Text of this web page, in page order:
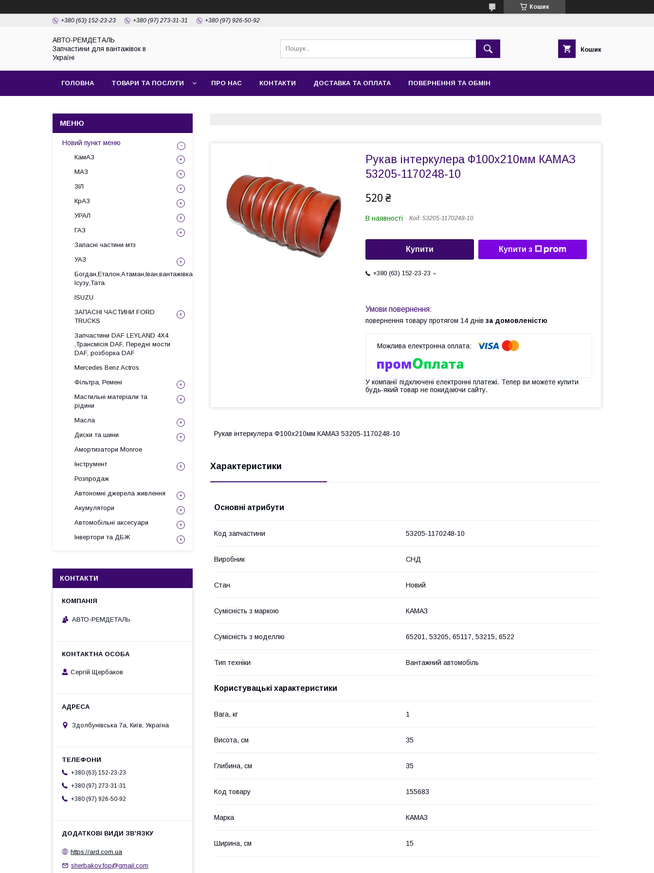
Кошик
+380 (63) 152-23-23 +380 (97) 273-31-31 +380 (97) 926-50-92
АВТО-РЕМДЕТАЛЬ
Запчастини для вантажівок в
Україні
Кошик
ГОЛОВНА ТОВАРИ ТА ПОСЛУГИ ПРО НАС КОНТАКТИ ДОСТАВКА ТА ОПЛАТА ПОВЕРНЕННЯ ТА ОБМІН
Рукав інтеркулера Ф100х210мм КАМАЗ
53205-1170248-10
520 ₴
В наявності Код: 53205-1170248-10
Купити Купити з
+380 (63) 152-23-23
повернення товару протягом 14 днів за домовленістю
У компанії підключені електронні платежі. Тепер ви можете купити
будь-який товар не покидаючи сайту.
Рукав інтеркулера Ф100х210мм КАМАЗ 53205-1170248-10
Характеристики
Основні атрибути
Код запчастини 53205-1170248-10
Виробник СНД
Стан Новий
Сумісність з маркою КАМАЗ
Сумісність з моделлю 65201, 53205, 65117, 53215, 6522
Тип техніки Вантажний автомобіль
Користувацькі характеристики
Вага, кг 1
Висота, см 35
Глибина, см 35
Код товару 155683
Марка КАМАЗ
Ширина, см 15
Новий пункт меню
КамАЗ
МАЗ
ЗІЛ
КрАЗ
УРАЛ
ГАЗ
Запасні частини мтз
УАЗ
Богдан,Еталон,Атаман,Іван,вантажівка
Ісузу,Тата.
ISUZU
ЗАПАСНІ ЧАСТИНИ FORD
TRUCKS
Запчастини DAF LEYLAND 4X4
,Трансмісія DAF, Передні мости
DAF, розборка DAF
Mercedes Benz Actros
Фільтра, Ремені
Мастильні матеріали та
рідини
Масла
Диски та шини
Амортизатори Monroe
Інструмент
Розпродаж
Автономні джерела живлення
Акумулятори
Автомобільні аксесуари
Інвертори та ДБЖ
КОНТАКТИ
АВТО-РЕМДЕТАЛЬ
Сергій Щербаков
Здолбунівська 7а, Київ, Україна
+380 (63) 152-23-23
+380 (97) 273-31-31
+380 (97) 926-50-92
https://ard.com.ua
sherbakov.fop@gmail.com